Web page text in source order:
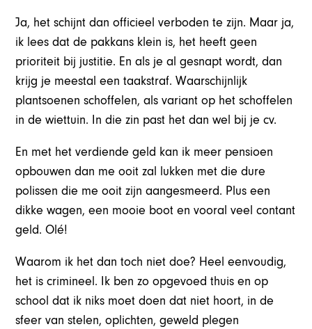
Ja, het schijnt dan officieel verboden te zijn. Maar ja,
ik lees dat de pakkans klein is, het heeft geen
prioriteit bij justitie. En als je al gesnapt wordt, dan
krijg je meestal een taakstraf. Waarschijnlijk
plantsoenen schoffelen, als variant op het schoffelen
in de wiettuin. In die zin past het dan wel bij je cv.
En met het verdiende geld kan ik meer pensioen
opbouwen dan me ooit zal lukken met die dure
polissen die me ooit zijn aangesmeerd. Plus een
dikke wagen, een mooie boot en vooral veel contant
geld. Olé!
Waarom ik het dan toch niet doe? Heel eenvoudig,
het is crimineel. Ik ben zo opgevoed thuis en op
school dat ik niks moet doen dat niet hoort, in de
sfeer van stelen, oplichten, geweld plegen